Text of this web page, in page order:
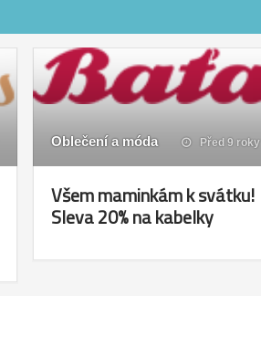
Oblečení a móda Před 9 roky
Všem maminkám k svátku!
Sleva 20% na kabelky